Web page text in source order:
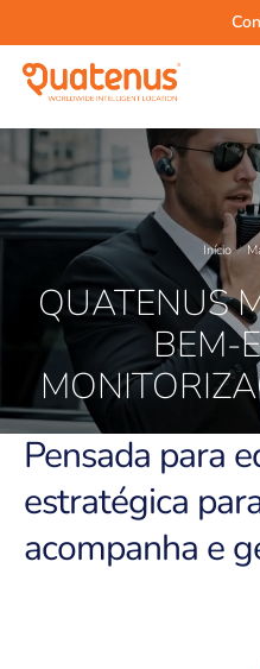
Início
QUATENUS
BEM-
Pensada para
estratégica
acompanha e